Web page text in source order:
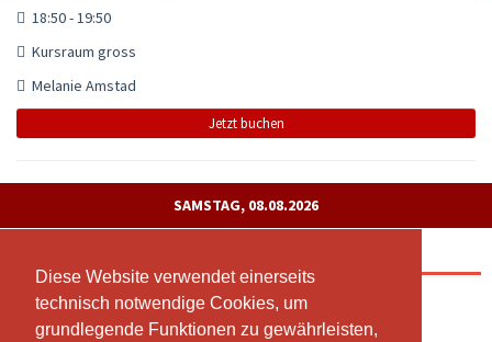
Diese Website verwendet einerseits
technisch notwendige Cookies, um
grundlegende Funktionen zu gewährleisten,
Diese Website verwendet einerseits
technisch notwendige Cookies, um
grundlegende Funktionen zu gewährleisten,
18:50 - 19:50
Kursraum gross
Melanie Amstad
Jetzt buchen
SAMSTAG, 08.08.2026
09:30 - 10:30
Kursraum gross